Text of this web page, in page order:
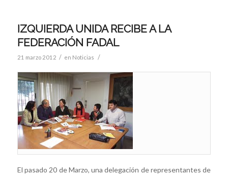
IZQUIERDA UNIDA RECIBE A LA
FEDERACIÓN FADAL
21 marzo 2012 / en Noticias /
El pasado 20 de Marzo, una delegación de representantes de